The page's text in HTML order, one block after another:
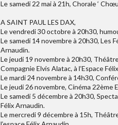
Le samedi 22 mai à 21h, Chorale ‘
A SAINT PAUL LES DAX,
Le vendredi 30 octobre à 20h30,
Le samedi 14 novembre à 20h30, Les
Arnaudin.
Le jeudi 19 novembre à 20h30,
Compagnie Elvis Alatac, à l’Espace
Le mardi 24 novembre à 14h30,
Le jeudi 26 novembre, Cinéma 22ème
Le samedi 5 décembre à 20h30,
Félix Arnaudin.
Le mercredi 9 décembre à 15h,